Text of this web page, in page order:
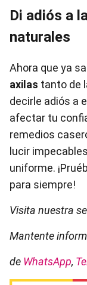
Di adiós a
naturales
Ahora que ya
axilas tanto de
decirle adiós a
afectar tu
remedios
lucir
uniforme.
para siempre!
Visita nuestra
Mantente
de WhatsApp,